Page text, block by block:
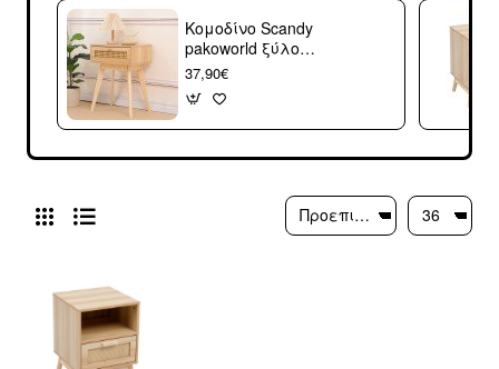
Κομοδίνο Scandy
pakoworld ξύλο
πεύκου-rattan σε
φυσική απόχρωση
48x36x55εκ
37,90€